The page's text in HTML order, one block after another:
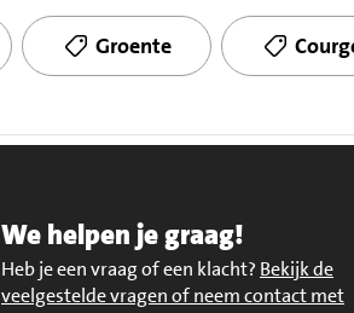
Groente
We helpen je graag!
Heb je een vraag of een klacht? Bekijk de
veelgestelde vragen of neem contact met